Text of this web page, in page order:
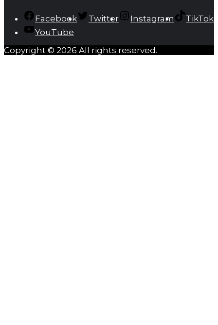
Facebook Twitter Instagram
TikTok
YouTube
Copyright © 2026 All rights reserved.